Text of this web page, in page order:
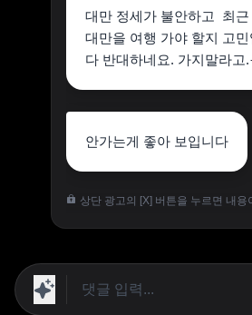
대만 정세가 불안하고 최근
대만을 여행 가야 할지 고
다 반대하네요. 가지말라고
안가는게 좋아 보입니다
상단 광고의 [X] 버튼을 누르면 내용